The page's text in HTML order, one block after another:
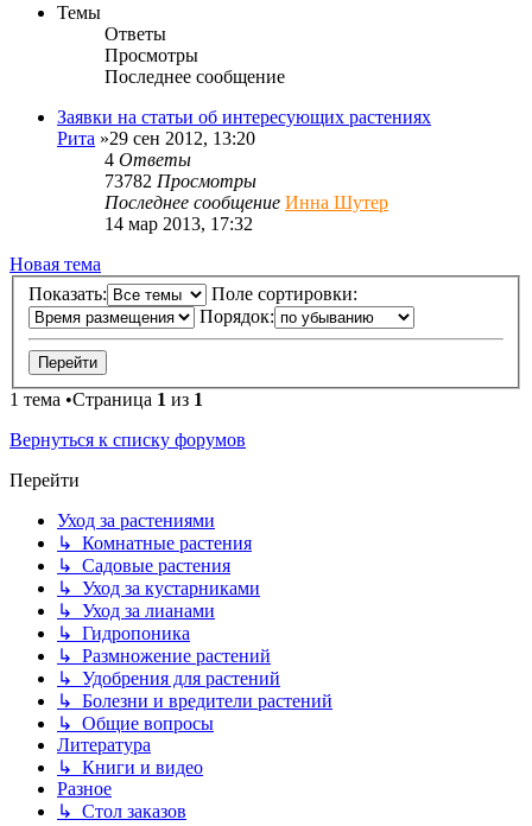
Темы
Ответы
Просмотры
Последнее сообщение
Заявки на статьи об интересующих растениях
Рита »29 сен 2012, 13:20
4 Ответы
73782 Просмотры
Последнее сообщение Инна Шутер
14 мар 2013, 17:32
Новая тема
Показать:
Поле сортировки:
Порядок:
1 тема •Страница 1 из 1
Вернуться к списку форумов
Перейти
Уход за растениями
↳ Комнатные растения
↳ Садовые растения
↳ Уход за кустарниками
↳ Уход за лианами
↳ Гидропоника
↳ Размножение растений
↳ Удобрения для растений
↳ Болезни и вредители растений
↳ Общие вопросы
Литература
↳ Книги и видео
Разное
↳ Стол заказов